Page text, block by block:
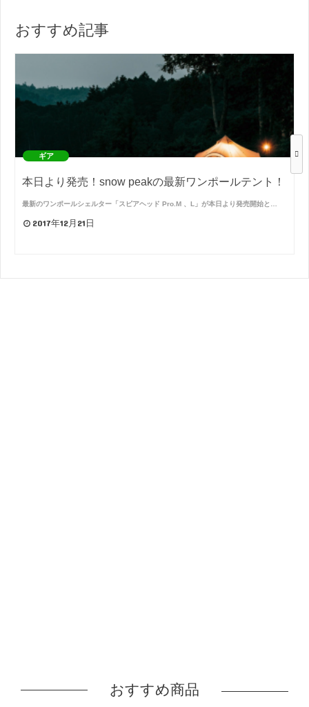
おすすめ記事
ギア
本日より発売！snow peakの最新ワンポールテント！
最新のワンポールシェルター「スピアヘッド Pro.M 、L」が本日より発売開始と…
2017年12月21日
おすすめ商品